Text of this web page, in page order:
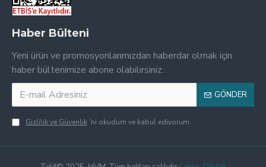
Haber Bülteni
Yeni ürün ve promosyonlarımızdan haberdar olmak için
haber bültenimize abone olabilirsiniz.
GÖNDER
Gizlilik ve Güvenlik 'ni okudum ve kabul ediyorum.